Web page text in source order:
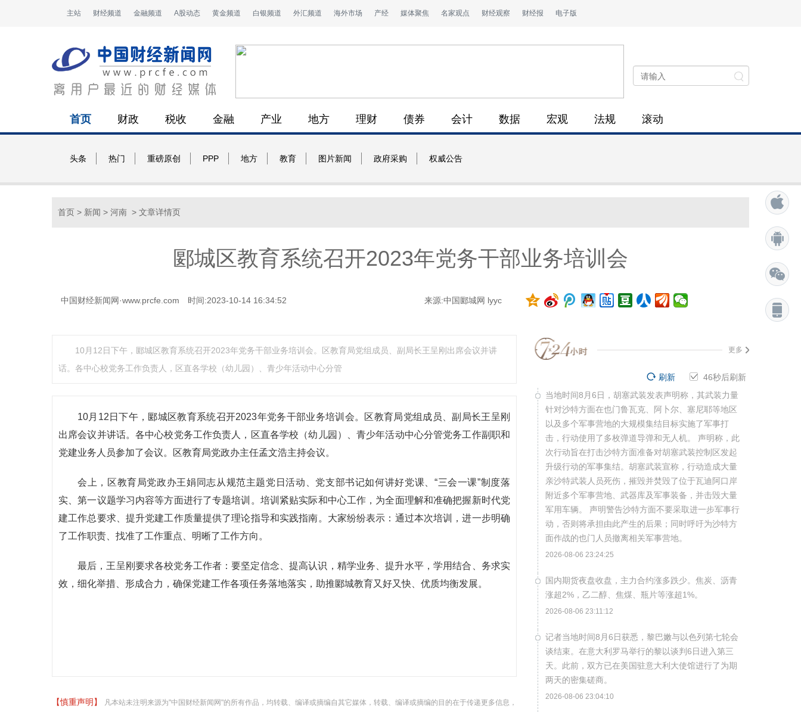
主站 财经频道 金融频道 A股动态 黄金频道 白银频道 外汇频道 海外市场 产经 媒体聚焦 名家观点 财经观察 财经报 电子版
首页 财政 税收 金融 产业 地方 理财 债券 会计 数据 宏观 法规 滚动
头条 热门 重磅原创 PPP 地方 教育 图片新闻 政府采购 权威公告
首页 > 新闻 > 河南 > 文章详情页
郾城区教育系统召开2023年党务干部业务培训会
中国财经新闻网·www.prcfe.com 时间:2023-10-14 16:34:52 来源:中国郾城网 lyyc
10月12日下午，郾城区教育系统召开2023年党务干部业务培训会。区教育局党组成员、副局长王呈刚出席会议并讲
话。各中心校党务工作负责人，区直各学校（幼儿园）、青少年活动中心分管
10月12日下午，郾城区教育系统召开2023年党务干部业务培训会。区教育局党组成员、副局长王呈刚
出席会议并讲话。各中心校党务工作负责人，区直各学校（幼儿园）、青少年活动中心分管党务工作副职和
党建业务人员参加了会议。区教育局党政办主任孟文浩主持会议。
会上，区教育局党政办王娟同志从规范主题党日活动、党支部书记如何讲好党课、“三会一课”制度落
实、第一议题学习内容等方面进行了专题培训。培训紧贴实际和中心工作，为全面理解和准确把握新时代党
建工作总要求、提升党建工作质量提供了理论指导和实践指南。大家纷纷表示：通过本次培训，进一步明确
了工作职责、找准了工作重点、明晰了工作方向。
最后，王呈刚要求各校党务工作者：要坚定信念、提高认识，精学业务、提升水平，学用结合、务求实
效，细化举措、形成合力，确保党建工作各项任务落地落实，助推郾城教育又好又快、优质均衡发展。
【慎重声明】
凡本站未注明来源为"中国财经新闻网"的所有作品，均转载、编译或摘编自其它媒体，转载、编译或摘编的目的在于传递更多信息，
更多
45秒后刷新
刷新
当地时间8月6日，胡塞武装发表声明称，其武装力量
针对沙特方面在也门鲁瓦克、阿卜尔、塞尼耶等地区
以及多个军事营地的大规模集结目标实施了军事打
击，行动使用了多枚弹道导弹和无人机。 声明称，此
次行动旨在打击沙特方面准备对胡塞武装控制区发起
升级行动的军事集结。胡塞武装宣称，行动造成大量
亲沙特武装人员死伤，摧毁并焚毁了位于瓦迪阿口岸
附近多个军事营地、武器库及军事装备，并击毁大量
军用车辆。 声明警告沙特方面不要采取进一步军事行
动，否则将承担由此产生的后果；同时呼吁为沙特方
面作战的也门人员撤离相关军事营地。
2026-08-06 23:24:25
国内期货夜盘收盘，主力合约涨多跌少。焦炭、沥青
涨超2%，乙二醇、焦煤、瓶片等涨超1%。
2026-08-06 23:11:12
记者当地时间8月6日获悉，黎巴嫩与以色列第七轮会
谈结束。在意大利罗马举行的黎以谈判6日进入第三
天。此前，双方已在美国驻意大利大使馆进行了为期
两天的密集磋商。
2026-08-06 23:04:10